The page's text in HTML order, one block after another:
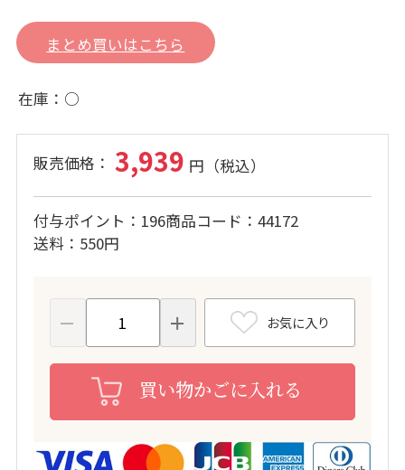
まとめ買いはこちら
在庫 ○
3,939
付与ポイント 196商品コード
44172
送料
550円
お気に入り
買い物かごに入れる